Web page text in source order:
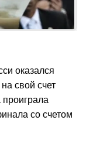
оказался
свой счет
проиграла
со счетом